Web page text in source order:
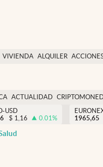
VIVIENDA ALQUILER
USA
ACTUALIDAD
USD
$ 1,16 0.01%
1965,65